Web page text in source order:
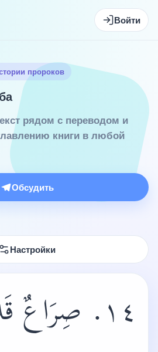
Войти
пророков
рядом с переводом и
книги в любой
Обсудить
Настройки
١٤. صِرَاعٌ قَدِيمٌ